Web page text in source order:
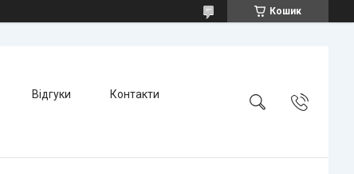
Кошик
Відгуки
Контакти